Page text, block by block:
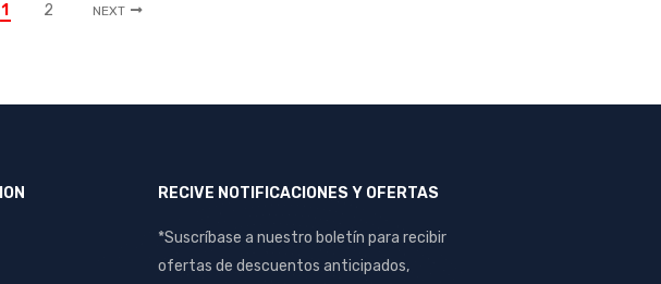
1 2 NEXT
RECIVE NOTIFICACIONES Y OFERTAS
*Suscríbase a nuestro boletín para recibir
ofertas de descuentos anticipados,